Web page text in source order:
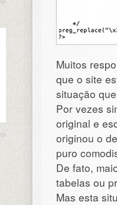
Muitos
que o site
situação
Por vezes
original e
originou o
puro
De fato,
tabelas ou
Mas esta